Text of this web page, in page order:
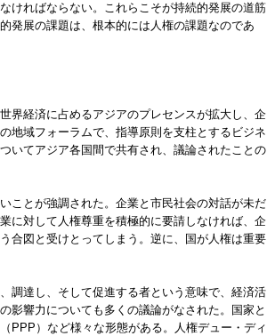
ければならない。これらこそが持続的発展の道筋
発展の課題は、根本的には人権の課題なのであ
界経済に占めるアジアのプレセンスが拡大し、企
地域フォーラムで、指導原則を支柱とするビジネ
いてアジア各国間で共有され、議論されたことの
ことが強調された。企業と市民社会の対話が未だ
に対して人権尊重を積極的に要請しなければ、企
合図と受けとってしまう。逆に、国が人権は重要
調達し、そして促進する者という意味で、経済活
影響力についても多くの議論がなされた。国家と
PPP）など様々な形態がある。人権デュー・ディ